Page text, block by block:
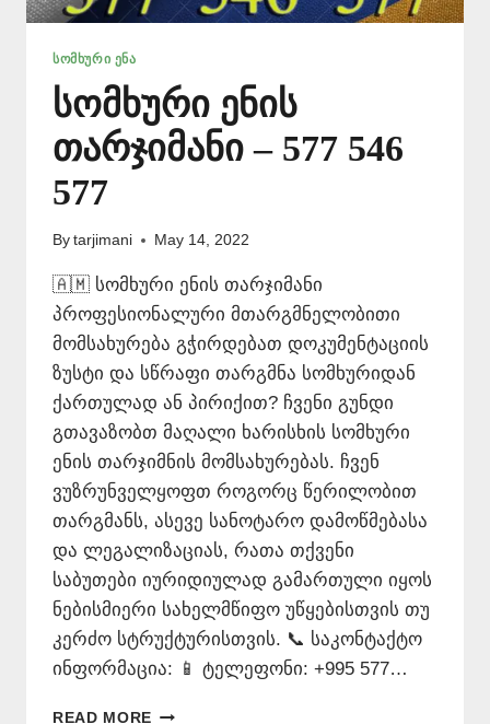
ᲡᲝᲛᲮᲣᲠᲘ ᲔᲜᲐ
სომხური ენის
თარჯიმანი – 577 546
577
By tarjimani May 14, 2022
🇦🇲 სომხური ენის თარჯიმანი
პროფესიონალური მთარგმნელობითი
მომსახურება გჭირდებათ დოკუმენტაციის
ზუსტი და სწრაფი თარგმნა სომხურიდან
ქართულად ან პირიქით? ჩვენი გუნდი
გთავაზობთ მაღალი ხარისხის სომხური
ენის თარჯიმნის მომსახურებას. ჩვენ
ვუზრუნველყოფთ როგორც წერილობით
თარგმანს, ასევე სანოტარო დამოწმებასა
და ლეგალიზაციას, რათა თქვენი
საბუთები იურიდიულად გამართული იყოს
ნებისმიერი სახელმწიფო უწყებისთვის თუ
კერძო სტრუქტურისთვის. 📞 საკონტაქტო
ინფორმაცია: 📱 ტელეფონი: +995 577…
READ MORE ᲡᲝᲛᲮᲣᲠᲘ